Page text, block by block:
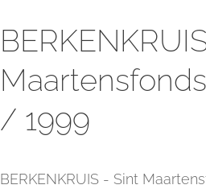
/ 1999
BERKENKRUIS - Sint